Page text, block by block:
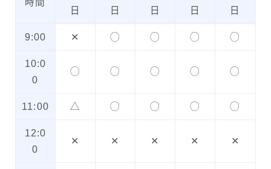
日
日
日
日
日
9:00 ✕ ◯ ◯ ◯ ◯
10:0
0
◯ ◯ ◯ ◯ ◯
11:00 △ ◯ ◯ ◯ ◯
12:0
0
✕ ✕ ✕ ✕ ✕